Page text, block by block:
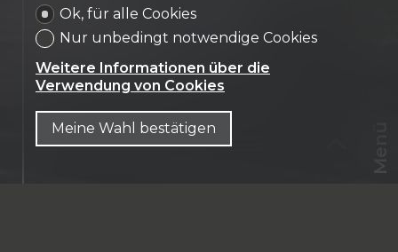
Renoviertes Haus
Cormoret
Ok, für alle Cookies
Nur unbedingt notwendige Cookies
Weitere Informationen über die
Verwendung von Cookies
Meine Wahl bestätigen